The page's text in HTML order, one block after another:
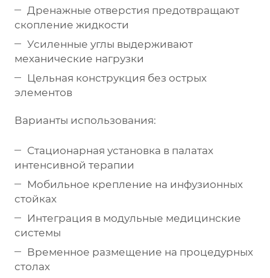
Дренажные отверстия предотвращают
скопление жидкости
Усиленные углы выдерживают
механические нагрузки
Цельная конструкция без острых
элементов
Варианты использования:
Стационарная установка в палатах
интенсивной терапии
Мобильное крепление на инфузионных
стойках
Интеграция в модульные медицинские
системы
Временное размещение на процедурных
столах